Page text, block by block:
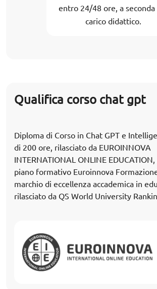
entro 24/48 ore, a seconda
carico didattico.
Qualifica corso chat gpt
Diploma di Corso in Chat GPT e
di 200 ore, rilasciato da EUROINNOVA
INTERNATIONAL ONLINE
piano formativo Euroinnova
marchio di eccellenza accademica in
rilasciato da QS World University